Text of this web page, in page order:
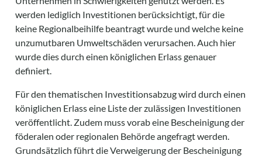
werden lediglich Investitionen berücksichtigt, für die
keine Regionalbeihilfe beantragt wurde und welche keine
unzumutbaren Umweltschäden verursachen. Auch hier
wurde dies durch einen königlichen Erlass genauer
definiert.
Für den thematischen Investitionsabzug wird durch einen
königlichen Erlass eine Liste der zulässigen Investitionen
veröffentlicht. Zudem muss vorab eine Bescheinigung der
föderalen oder regionalen Behörde angefragt werden.
Grundsätzlich führt die Verweigerung der Bescheinigung